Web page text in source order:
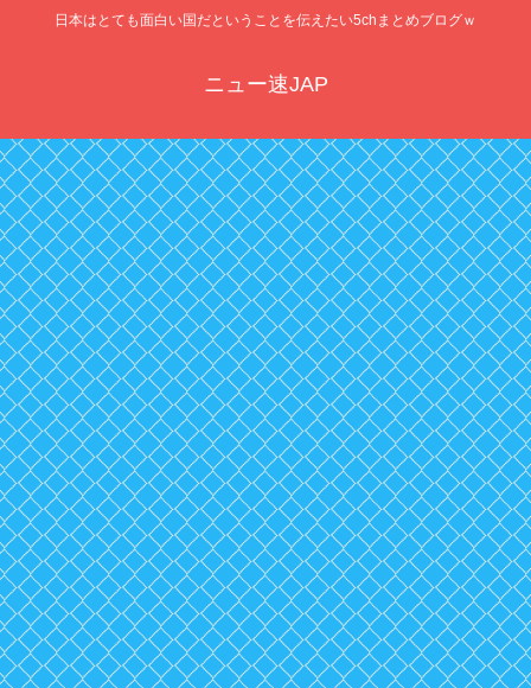
日本はとても面白い国だということを伝えたい5chまとめブログｗ
ニュー速JAP